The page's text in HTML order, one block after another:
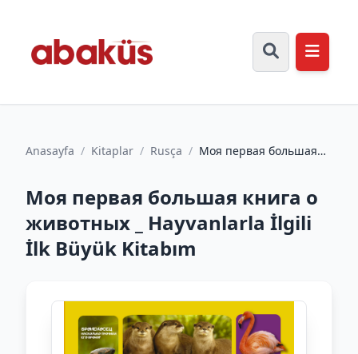
Anasayfa / Kitaplar / Rusça / Моя первая большая
Büy...
Моя первая большая книга о
животных _ Hayvanlarla İlgili
İlk Büyük Kitabım